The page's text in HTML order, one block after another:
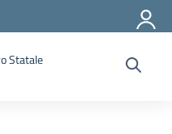
Statale
della scuola